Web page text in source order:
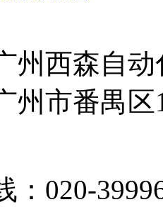
州西森自
州市番禺
：020-